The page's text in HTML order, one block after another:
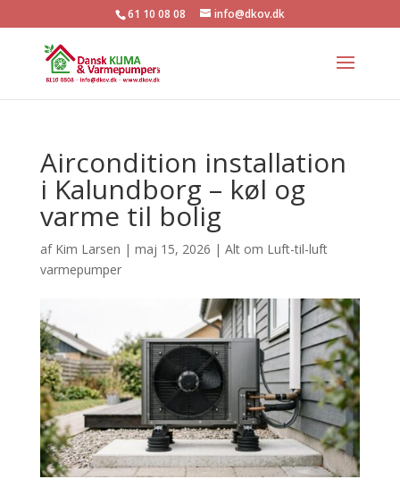
61 10 08 08 info@dkov.dk
Aircondition installation
i Kalundborg – køl og
varme til bolig
af Kim Larsen | maj 15, 2026 | Alt om Luft-til-luft
varmepumper